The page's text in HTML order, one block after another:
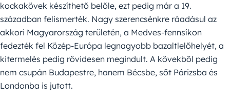
kockakövek készíthető belőle, ezt pedig már a 19.
században felismerték. Nagy szerencsénkre ráadásul az
akkori Magyarország területén, a Medves-fennsíkon
fedezték fel Közép-Európa legnagyobb bazaltlelőhelyét, a
kitermelés pedig rövidesen megindult. A kövekből pedig
nem csupán Budapestre, hanem Bécsbe, sőt Párizsba és
Londonba is jutott.